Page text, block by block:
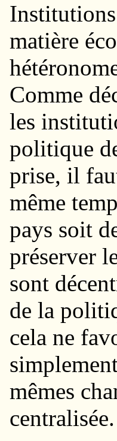
Institutions
matière
Comme
les
politique
prise, il
même
pays soit
préserver
sont
de la
cela ne
mêmes
centralisée.